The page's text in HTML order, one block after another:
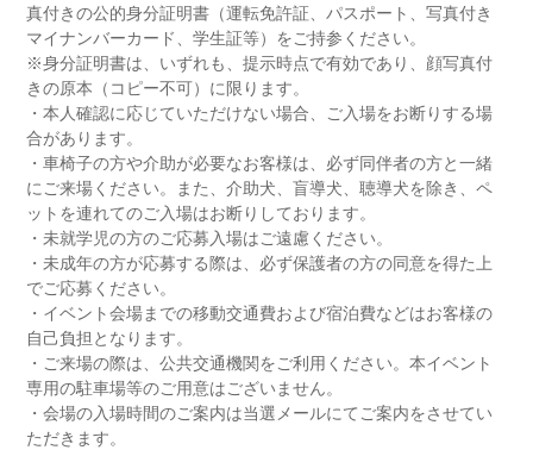
真付きの公的身分証明書（運転免許証、パスポート、写真付き
マイナンバーカード、学生証等）をご持参ください。
※身分証明書は、いずれも、提示時点で有効であり、顔写真付
きの原本（コピー不可）に限ります。
・本人確認に応じていただけない場合、ご入場をお断りする場
合があります。
・車椅子の方や介助が必要なお客様は、必ず同伴者の方と一緒
にご来場ください。また、介助犬、盲導犬、聴導犬を除き、ペ
ットを連れてのご入場はお断りしております。
・未就学児の方のご応募入場はご遠慮ください。
・未成年の方が応募する際は、必ず保護者の方の同意を得た上
でご応募ください。
・イベント会場までの移動交通費および宿泊費などはお客様の
自己負担となります。
・ご来場の際は、公共交通機関をご利用ください。本イベント
専用の駐車場等のご用意はございません。
・会場の入場時間のご案内は当選メールにてご案内をさせてい
ただきます。